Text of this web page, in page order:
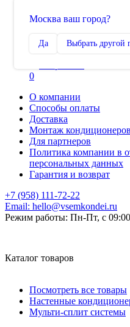
Москва ваш город?
Да Выбрать другой
Сравнение
0
О компании
Способы оплаты
Доставка
Монтаж кондиционеров
Для партнеров
Политика компании в
персональных данных
Гарантия и возврат
+7 (958) 111-72-22
Email: hello@vsemkondei.ru
Режим работы: Пн-Пт, с
Каталог товаров
Посмотреть все товары
Настенные
Мульти-сплит системы